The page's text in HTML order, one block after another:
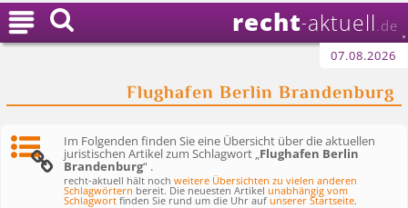
recht-aktuell .de
07.08.2026
Flughafen Berlin Brandenburg

Im Folgenden finden Sie eine Übersicht über die aktuellen
juristischen Artikel zum Schlagwort „Flughafen Berlin
Brandenburg“ .
recht-aktuell hält nochweitere Übersichten zu vielen anderen
Schlagwörtern bereit. Die neuesten Artikelunabhängig vom
Schlagwort finden Sie rund um die Uhr aufunserer Startseite.